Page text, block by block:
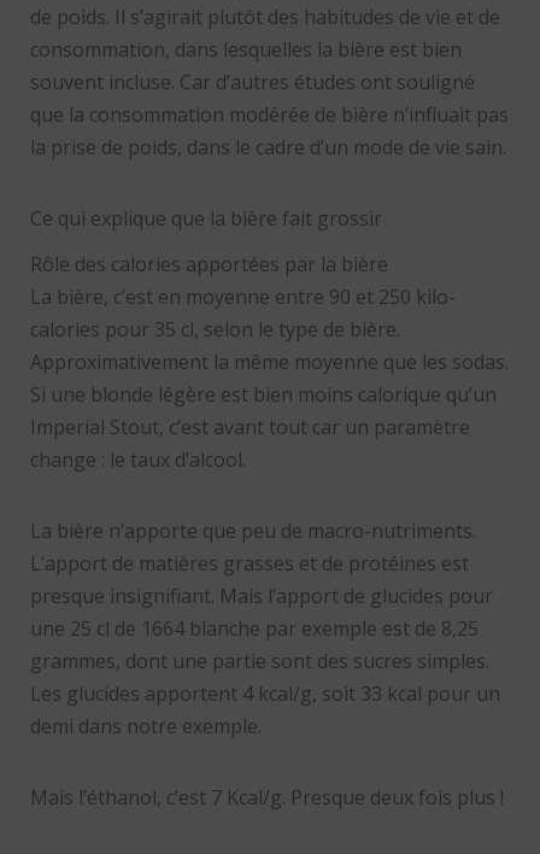
de poids. Il s’agirait plutôt des habitudes de vie et de
consommation, dans lesquelles la bière est bien
souvent incluse. Car d’autres études ont souligné
que la consommation modérée de bière n’influait pas
la prise de poids, dans le cadre d’un mode de vie sain.
Ce qui explique que la bière fait grossir
Rôle des calories apportées par la bière
La bière, c’est en moyenne entre 90 et 250 kilo-
calories pour 35 cl, selon le type de bière.
Approximativement la même moyenne que les sodas.
Si une blonde légère est bien moins calorique qu’un
Imperial Stout, c’est avant tout car un paramètre
change : le taux d’alcool.
La bière n’apporte que peu de macro-nutriments.
L’apport de matières grasses et de protéines est
presque insignifiant. Mais l’apport de glucides pour
une 25 cl de 1664 blanche par exemple est de 8,25
grammes, dont une partie sont des sucres simples.
Les glucides apportent 4 kcal/g, soit 33 kcal pour un
demi dans notre exemple.
Mais l’éthanol, c’est 7 Kcal/g. Presque deux fois plus !